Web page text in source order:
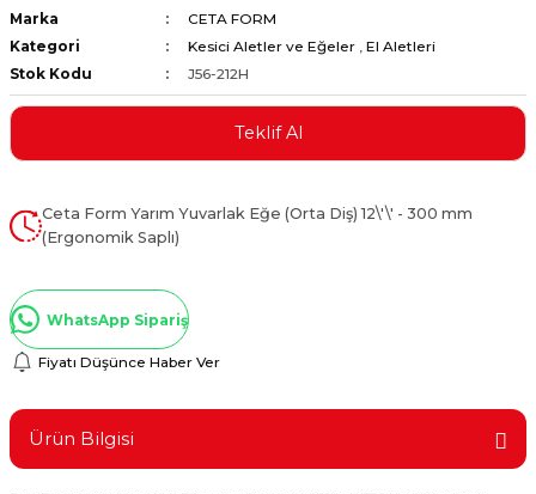
ve Penseler
Marka
CETA FORM
Kategori
Kesici Aletler ve Eğeler , El Aletleri
Stok Kodu
J56-212H
Teklif Al
Ceta Form Yarım Yuvarlak Eğe (Orta Diş) 12\'\' - 300 mm
(Ergonomik Saplı)
WhatsApp Sipariş
Fiyatı Düşünce Haber Ver
Ürün Bilgisi